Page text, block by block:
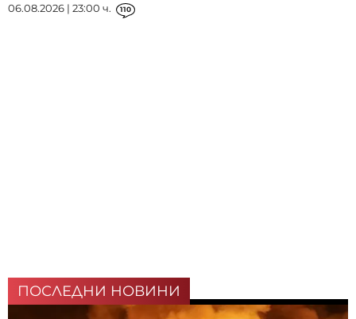
06.08.2026 | 23:00 ч. 110
ПОСЛЕДНИ НОВИНИ